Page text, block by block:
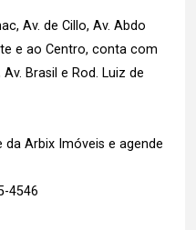
Av. de Cillo, Av. Abdo
e ao Centro, conta com
Brasil e Rod. Luiz de
Arbix Imóveis e agende
4546